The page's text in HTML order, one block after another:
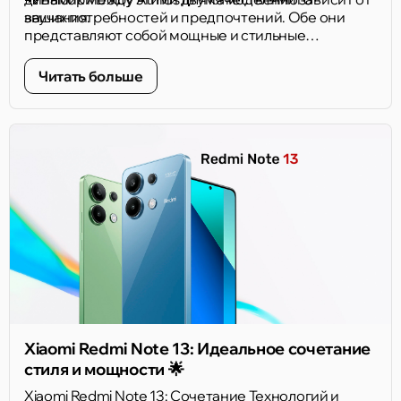
звучания.
ваших потребностей и предпочтений. Обе они
представляют собой мощные и стильные
Сделайте ваш выбор и наслаждайтесь передовой
электроникой от Xiaomi. 🌐
Читать больше
Xiaomi Redmi Note 13: Идеальное сочетание
стиля и мощности 🌟
Xiaomi Redmi Note 13: Сочетание Технологий и